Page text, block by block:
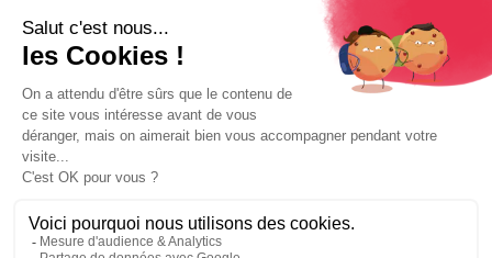
Bruxelles
Enghien
Mons
Louvain-la-Neuve
Pharmalex
Amarris-Santé
Politique des données Amarris.be